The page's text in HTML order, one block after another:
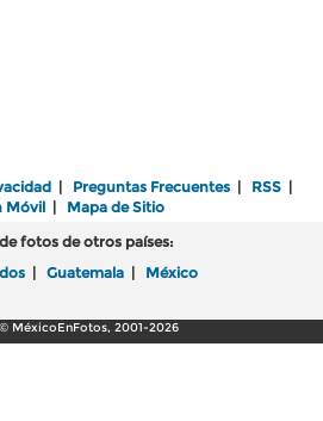
| Preguntas Frecuentes | RSS |
Móvil| Mapa de Sitio
fotos de otros países:
| Guatemala | México
MéxicoEnFotos, 2001-2026